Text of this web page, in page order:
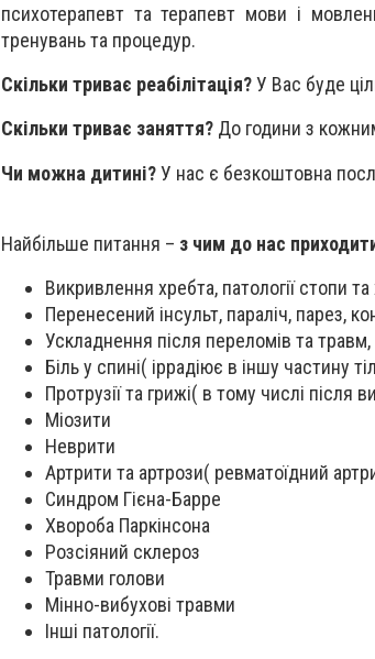
психотерапевт та терапевт мови і
тренувань та процедур.
Скільки триває реабілітація?У Вас буде
Скільки триває заняття? До години з
Чи можна дитині?У нас є безкоштовна
Найбільше питання – з чим до нас
Викривлення хребта, патології стопи та
Перенесений інсульт, параліч, парез,
Ускладнення після переломів та травм,
Біль у спині( іррадіює в іншу частину
Протрузії та грижі( в тому числі після
Міозити
Неврити
Артрити та артрози( ревматоїдний
Синдром Гієна-Барре
Хвороба Паркінсона
Розсіяний склероз
Травми голови
Мінно-вибухові травми
Інші патології.